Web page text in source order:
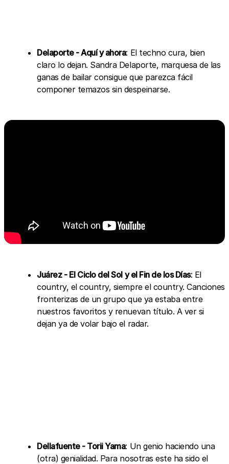
Delaporte - Aquí y ahora: El techno cura, bien
claro lo dejan. Sandra Delaporte, marquesa de las
ganas de bailar consigue que parezca fácil
componer temazos sin despeinarse.
Juárez - El Ciclo del Sol y el Fin de los Días: El
country, el country, siempre el country. Canciones
fronterizas de un grupo que ya estaba entre
nuestros favoritos y renuevan título. A ver si
dejan ya de volar bajo el radar.
Dellafuente - Torii Yama: Un genio haciendo una
(otra) genialidad. Para nosotras este ha sido el